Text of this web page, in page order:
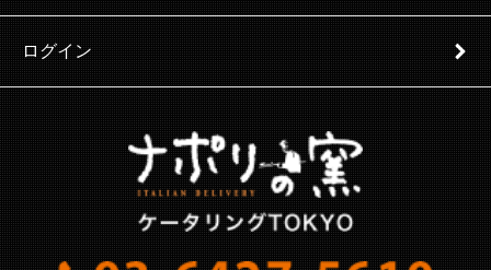
ログイン